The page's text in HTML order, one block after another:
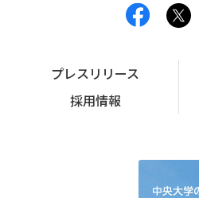
プレスリリース
採用情報